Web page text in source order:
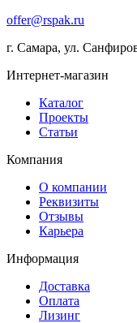
offer@rspak.ru
г. Самара, ул.
Интернет-магазин
Каталог
Проекты
Статьи
Компания
О компании
Реквизиты
Отзывы
Карьера
Информация
Доставка
Оплата
Лизинг